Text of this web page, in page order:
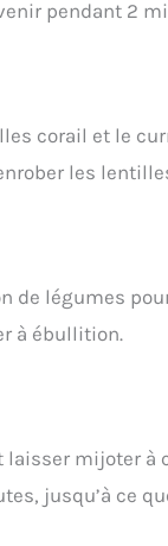
pendant 2
corail et le
les
de légumes
à ébullition.
laisser mijoter à
jusqu’à ce